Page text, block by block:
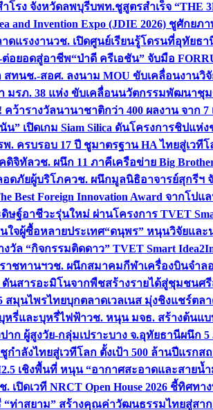
โรง จังหวัดลพบุรีบพท.ชูสูตรสำเร็จ “THE
and Invention Expo (JDIE 2026) ชูศัก
ดแรงงานวช. เปิดศูนย์เรียนรู้โดรนที่อุทัยธ
ต่อยอดสู่อาชีพ“ป่าดี ครีเอชัน” จับมือ
สทนช.-สอศ. ลงนาม MOU ขับเคลื่อนงาน
มรภ. 38 แห่ง ขับเคลื่อนนวัตกรรมพัฒนาชุ
ว้ารางวัลนานาชาติกว่า 400 ผลงาน จาก
” เปิดเกม Siam Silica ดันโครงการชิปแห่
พ. ครบรอบ 17 ปี ชูมาตรฐาน HA ไทยสู่เวที
ดิจิทัลวช. ผนึก 11 ภาคีเครือข่าย Big
อดภัยผู้บริโภควช. ผนึกมูลนิธิอาจารย์สุกรีฯ
Best Foreign Innovation Award จากโปแ
ษฐ์อาชีวะรุ่นใหม่ ผ่านโครงการ TVET
ใจผู้ซื้อหลายประเทศ“ดนุพร” หนุนวิจัยและ
ล “กิจกรรมติดดาว” TVET Smart
าชทานฯวช. ผนึกสมาคมกีฬาเครื่องบินจำล
สารอะมิโนจากพืชสร้างรายได้สู่ชุมชนศรี
สมุนไพรไทยบุกตลาดเวลเนส มุ่งชิงแชร์ต
หรี่และบุหรี่ไฟฟ้าวช. หนุน มจธ. สร้างต้นแบ
ก ผู้สูงวัย-กลุ่มเปราะบาง จ.อุทัยธานีผนึก 5
ำลังไทยสู่เวทีโลก ตั้งเป้า 500 ล้านปีแรกส
เชิงพื้นที่ หนุน “อากาศสะอาดและสาย
. เปิดเวที NRCT Open House 2026 ชี้ทิศ
“ท่าสยาม” สร้างคุณค่าวัฒนธรรมไทยสู่สา